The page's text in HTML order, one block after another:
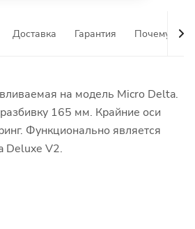
Доставка Гарантия Почему у
на модель Micro Delta.
165 мм. Крайние оси
Функционально является
Deluxe V2.